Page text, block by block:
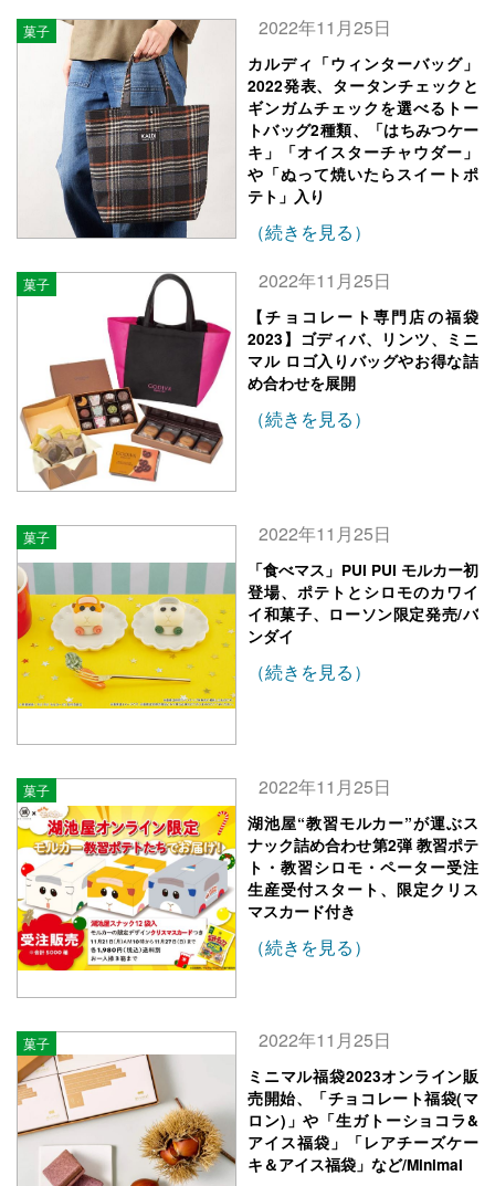
菓子 2022年11月25日
カルディ「ウィンターバッグ」
2022発表、タータンチェックと
ギンガムチェックを選べるトー
トバッグ2種類、「はちみつケー
キ」「オイスターチャウダー」
や「ぬって焼いたらスイートポ
テト」入り
（続きを見る）
菓子 2022年11月25日
【チョコレート専門店の福袋
2023】ゴディバ、リンツ、ミニ
マル ロゴ入りバッグやお得な詰
め合わせを展開
（続きを見る）
菓子 2022年11月25日
「食べマス」PUI PUI モルカー初
登場、ポテトとシロモのカワイ
イ和菓子、ローソン限定発売/バ
ンダイ
（続きを見る）
菓子 2022年11月25日
湖池屋“教習モルカー”が運ぶス
ナック詰め合わせ第2弾 教習ポテ
ト・教習シロモ・ペーター受注
生産受付スタート、限定クリス
マスカード付き
（続きを見る）
菓子 2022年11月25日
ミニマル福袋2023オンライン販
売開始、「チョコレート福袋(マ
ロン)」や「生ガトーショコラ&
アイス福袋」「レアチーズケー
キ＆アイス福袋」など/Minimal